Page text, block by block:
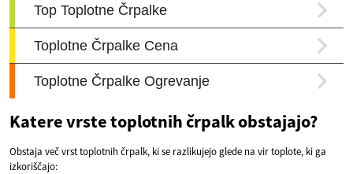
Katere vrste toplotnih črpalk obstajajo?
Obstaja več vrst toplotnih črpalk, ki se razlikujejo glede na vir toplote, ki ga
izkoriščajo: